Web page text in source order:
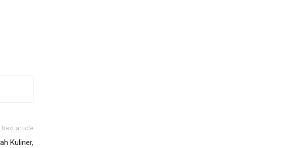
Next article
Kuliner,